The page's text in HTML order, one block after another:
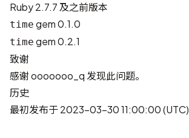
Ruby 2.7.7 及之前版本
time gem 0.1.0
time gem 0.2.1
致谢
感谢ooooooo_q 发现此问题。
历史
最初发布于 2023-03-30 11:00:00 (UTC)